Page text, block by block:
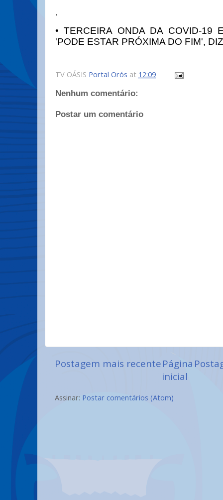
.
• TERCEIRA ONDA DA COVID-19
'PODE ESTAR PRÓXIMA DO FIM',
TV OÁSIS Portal Orós at 12:09
Nenhum comentário:
Postar um comentário
Postagem mais recentePágina
inicial
Assinar: Postar comentários (Atom)